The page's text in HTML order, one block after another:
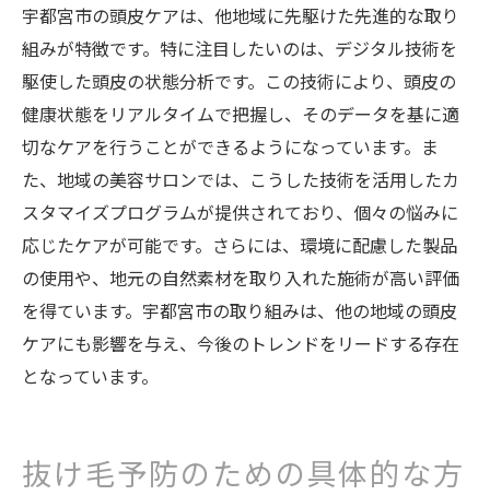
宇都宮市の頭皮ケアは、他地域に先駆けた先進的な取り
組みが特徴です。特に注目したいのは、デジタル技術を
駆使した頭皮の状態分析です。この技術により、頭皮の
健康状態をリアルタイムで把握し、そのデータを基に適
切なケアを行うことができるようになっています。ま
た、地域の美容サロンでは、こうした技術を活用したカ
スタマイズプログラムが提供されており、個々の悩みに
応じたケアが可能です。さらには、環境に配慮した製品
の使用や、地元の自然素材を取り入れた施術が高い評価
を得ています。宇都宮市の取り組みは、他の地域の頭皮
ケアにも影響を与え、今後のトレンドをリードする存在
となっています。
抜け毛予防のための具体的な方